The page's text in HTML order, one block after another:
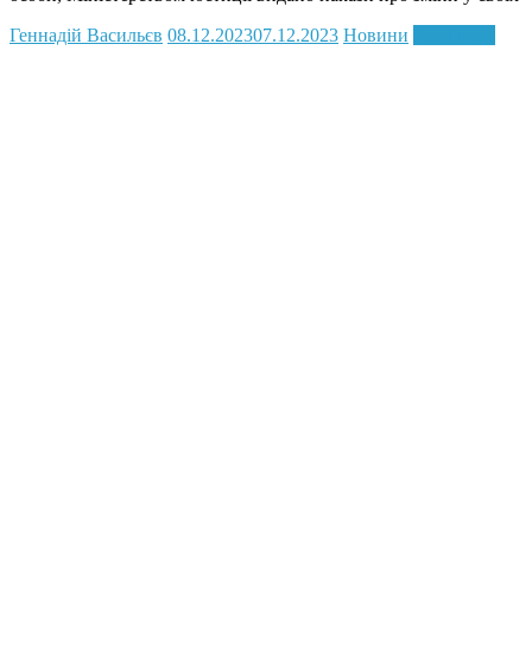
Геннадій Васильєв 08.12.202307.12.2023 Новини